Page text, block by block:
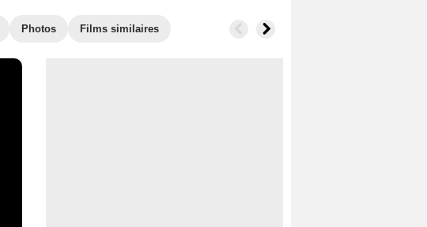
Photos Films similaires